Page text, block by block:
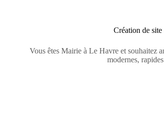
Création de
Vous êtes Mairie à Le Havre et souhaitez
modernes,